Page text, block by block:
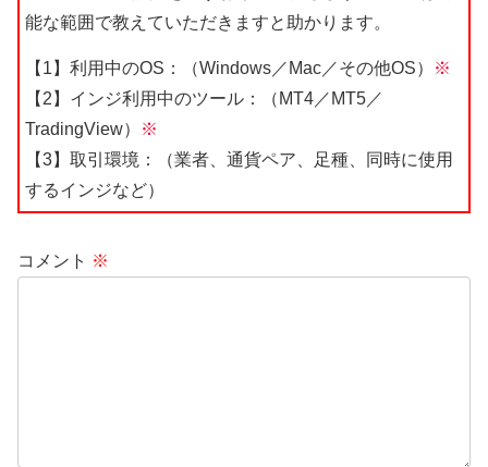
能な範囲で教えていただきますと助かります。
【1】利用中のOS：（Windows／Mac／その他OS）
※
【2】インジ利用中のツール：（MT4／MT5／
TradingView）
※
【3】取引環境：（業者、通貨ペア、足種、同時に使用
するインジなど）
コメント ※